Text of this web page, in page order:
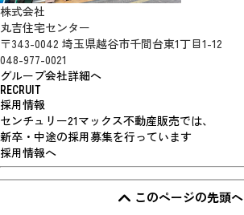
株式会社
丸吉住宅センター
〒343-0042 埼玉県越谷市千間台東1丁目1-12
048-977-0021
グループ会社詳細へ
RECRUIT
採用情報
センチュリー21マックス不動産販売では、
新卒・中途の採用募集を行っています
採用情報へ
このページの先頭へ